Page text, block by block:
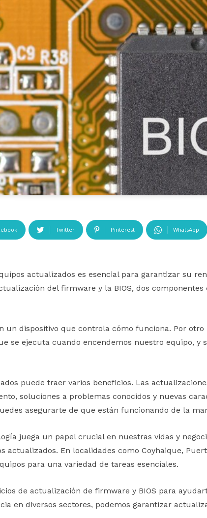
Twitter Pinterest WhatsApp
actualizados es esencial para garantizar su
del firmware y la BIOS, dos
un dispositivo que controla cómo funciona. Por otro
se ejecuta cuando encendemos nuestro equipo, y
puede traer varios beneficios. Las
soluciones a problemas conocidos y nuevas
asegurarte de que están funcionando de la
juega un papel crucial en nuestras vidas y
En localidades como Coyhaique,
para una variedad de tareas esenciales.
de actualización de firmware y BIOS para
en diversos sectores, podemos garantizar